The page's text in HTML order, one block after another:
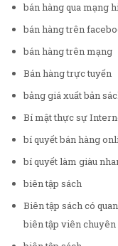
bán hàng qua mạng
bán hàng trên
bán hàng trên mạng
Bán hàng trực tuyến
bảng giá xuất bản
Bí mật thực sự
bí quyết bán hàng
bí quyết làm giàu
biên tập sách
Biên tập sách có
biên tập viên chuyên